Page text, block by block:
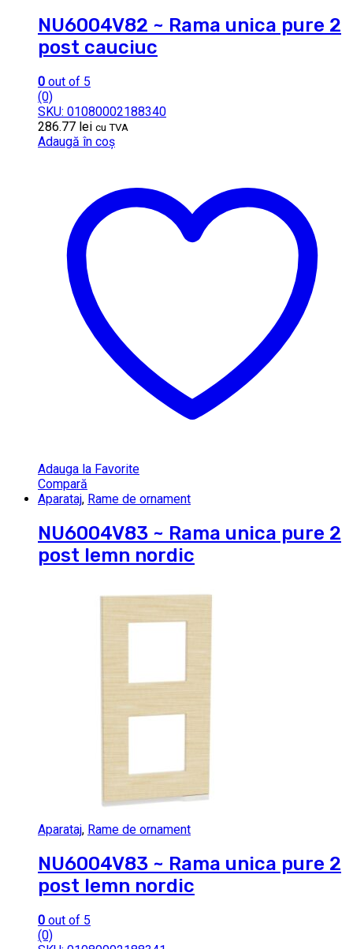
NU6004V82 ~ Rama unica pure 2
post cauciuc
0 out of 5
(0)
SKU: 01080002188340
286.77 lei cu TVA
Adaugă în coș
Adauga la Favorite
Compară
Aparataj, Rame de ornament
NU6004V83 ~ Rama unica pure 2
post lemn nordic
Aparataj, Rame de ornament
NU6004V83 ~ Rama unica pure 2
post lemn nordic
0 out of 5
(0)